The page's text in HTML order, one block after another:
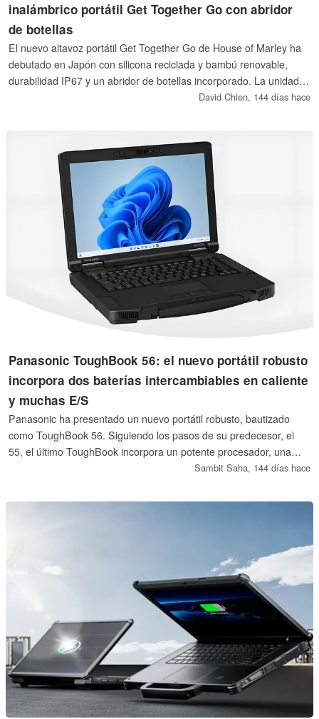
inalámbrico portátil Get Together Go con abridor
de botellas
El nuevo altavoz portátil Get Together Go de House of Marley ha
debutado en Japón con silicona reciclada y bambú renovable,
durabilidad IP67 y un abridor de botellas incorporado. La unidad
de 30 vatios ofrece dos transductores y dos tweeters y
David Chien, 144 días hace
Panasonic ToughBook 56: el nuevo portátil robusto
incorpora dos baterías intercambiables en caliente
y muchas E/S
Panasonic ha presentado un nuevo portátil robusto, bautizado
como ToughBook 56. Siguiendo los pasos de su predecesor, el
55, el último ToughBook incorpora un potente procesador, una
respetable GPU de gráficos discretos y, por supuesto, multitud de
Sambit Saha, 144 días hace